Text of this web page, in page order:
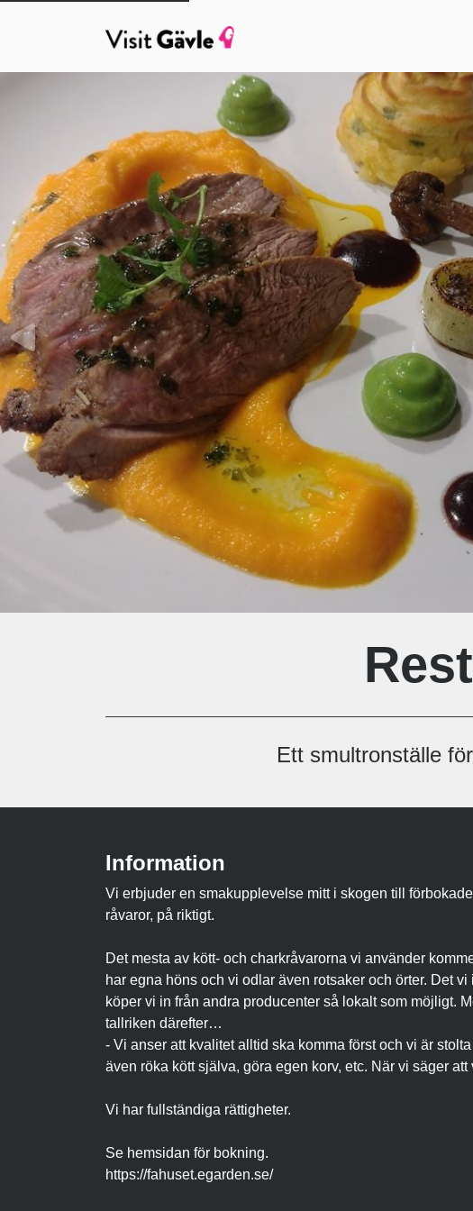
Ett smultronställe
Information
Vi erbjuder en smakupplevelse mitt i skogen till
råvaror, på riktigt.
Det mesta av kött- och charkråvarorna vi använder
har egna höns och vi odlar även rotsaker och örter. Det
köper vi in från andra producenter så lokalt som möjligt.
tallriken därefter…
- Vi anser att kvalitet alltid ska komma först och vi är
även röka kött själva, göra egen korv, etc. När vi säger
Vi har fullständiga rättigheter.
Se hemsidan för bokning.
https://fahuset.egarden.se/